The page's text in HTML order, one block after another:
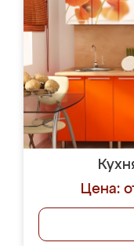
Цена: